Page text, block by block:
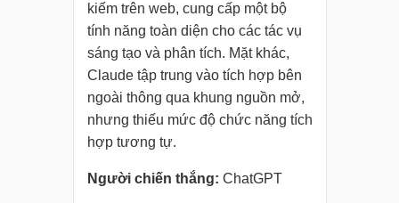
kiếm trên web, cung cấp một bộ
tính năng toàn diện cho các tác vụ
sáng tạo và phân tích. Mặt khác,
Claude tập trung vào tích hợp bên
ngoài thông qua khung nguồn mở,
nhưng thiếu mức độ chức năng tích
hợp tương tự.
Người chiến thắng: ChatGPT